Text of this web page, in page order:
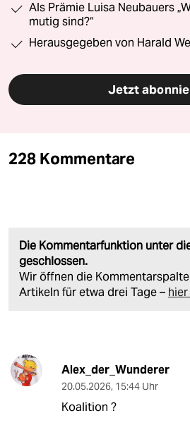
Als Prämie Luisa Neubauers
mutig sind?“
Herausgegeben von Harald
Jetzt
228 Kommentare
Die Kommentarfunktion unter
geschlossen.
Wir öffnen die
Artikeln für etwa drei Tage –
Alex_der_Wunderer
20.05.2026, 15:44 Uhr
Koalition ?